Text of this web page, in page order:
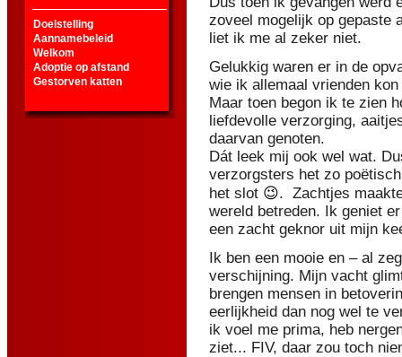
Doelstelling
Aannamebeleid
Welkom
Adoptie op afstand
Gestorven katten
zoveel mogelijk op gepaste
liet ik me al zeker niet.
Gelukkig waren er in de
wie ik allemaal vrienden kon
Maar toen begon ik te zien
liefdevolle verzorging,
daarvan genoten.
Dát leek mij ook wel wat.
verzorgsters het zo
het slot 😉. Zachtjes
wereld betreden. Ik geniet
een zacht geknor uit mijn
Ik ben een mooie en – al
verschijning. Mijn vacht
brengen mensen in
eerlijkheid dan nog wel te
ik voel me prima, heb
ziet... FIV, daar zou toch